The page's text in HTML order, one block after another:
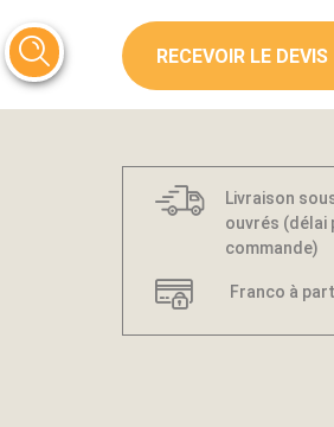
RECEVOIR LE DEVIS
Livraison
ouvrés (délai
commande)
Franco à